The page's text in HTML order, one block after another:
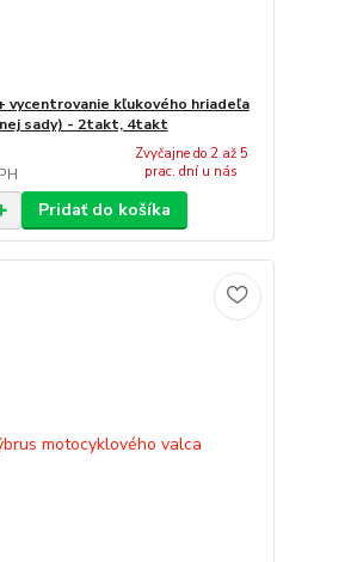
vycentrovanie kľukového hriadeľa
sady) - 2takt, 4takt
Zvyčajne do 2 až 5
prac. dní u nás
Pridať do košíka